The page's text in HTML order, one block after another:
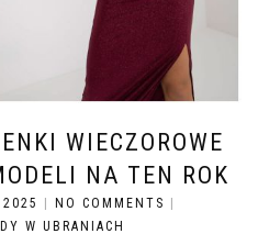
WIECZOROWE
NA TEN ROK
| NO COMMENTS |
W UBRANIACH